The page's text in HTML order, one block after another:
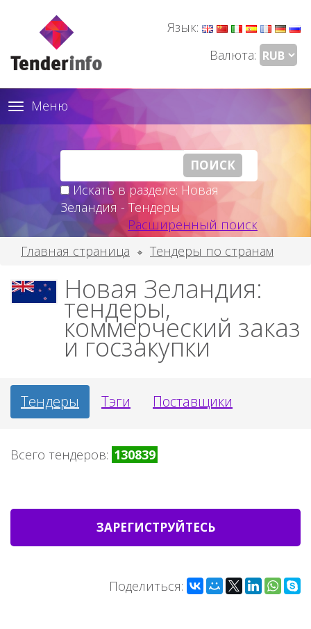
Язык:
Валюта:
Toggle
navigation
Меню
Искать в разделе: Новая
Зеландия - Тендеры
Расширенный поиск
Главная страница
Тендеры по странам
Новая Зеландия:
тендеры,
коммерческий заказ
и госзакупки
Тендеры Тэги Поставщики
Всего тендеров: 130839
ЗАРЕГИСТРУЙТЕСЬ
Поделиться: